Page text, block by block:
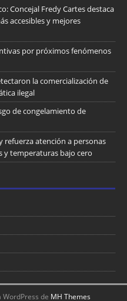
Concejal Fredy Cartes destaca
accesibles y mejores
por próximos fenómenos
la comercialización de
ilegal
de congelamiento de
refuerza atención a personas
y temperaturas bajo cero
de MH Themes